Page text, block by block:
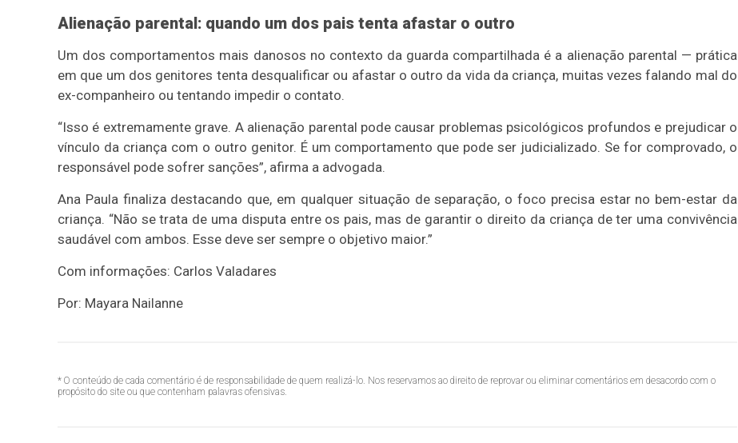
Alienação parental: quando um dos pais tenta afastar o outro
Um dos comportamentos mais danosos no contexto da guarda compartilhada é a alienação parental — prática
em que um dos genitores tenta desqualificar ou afastar o outro da vida da criança, muitas vezes falando mal do
ex-companheiro ou tentando impedir o contato.
“Isso é extremamente grave. A alienação parental pode causar problemas psicológicos profundos e prejudicar o
vínculo da criança com o outro genitor. É um comportamento que pode ser judicializado. Se for comprovado, o
responsável pode sofrer sanções”, afirma a advogada.
Ana Paula finaliza destacando que, em qualquer situação de separação, o foco precisa estar no bem-estar da
criança. “Não se trata de uma disputa entre os pais, mas de garantir o direito da criança de ter uma convivência
saudável com ambos. Esse deve ser sempre o objetivo maior.”
Com informações: Carlos Valadares
Por: Mayara Nailanne
* O conteúdo de cada comentário é de responsabilidade de quem realizá-lo. Nos reservamos ao direito de reprovar ou eliminar comentários em desacordo com o
propósito do site ou que contenham palavras ofensivas.